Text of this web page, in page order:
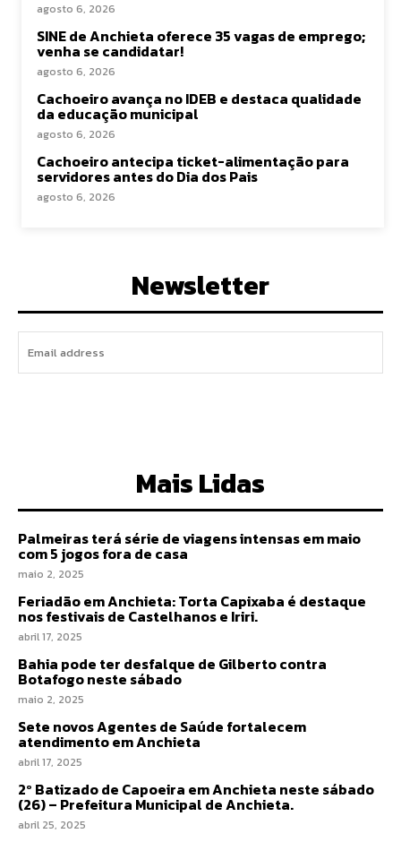
agosto 6, 2026
SINE de Anchieta oferece 35 vagas de emprego;
venha se candidatar!
agosto 6, 2026
Cachoeiro avança no IDEB e destaca qualidade
da educação municipal
agosto 6, 2026
Cachoeiro antecipa ticket-alimentação para
servidores antes do Dia dos Pais
agosto 6, 2026
Newsletter
Mais Lidas
Palmeiras terá série de viagens intensas em maio
com 5 jogos fora de casa
maio 2, 2025
Feriadão em Anchieta: Torta Capixaba é destaque
nos festivais de Castelhanos e Iriri.
abril 17, 2025
Bahia pode ter desfalque de Gilberto contra
Botafogo neste sábado
maio 2, 2025
Sete novos Agentes de Saúde fortalecem
atendimento em Anchieta
abril 17, 2025
2º Batizado de Capoeira em Anchieta neste sábado
(26) – Prefeitura Municipal de Anchieta.
abril 25, 2025